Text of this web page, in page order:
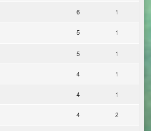
6 1
5 1
5 1
4 1
4 1
4 2